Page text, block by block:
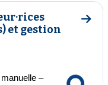
et gestion
Aller
manuelle –